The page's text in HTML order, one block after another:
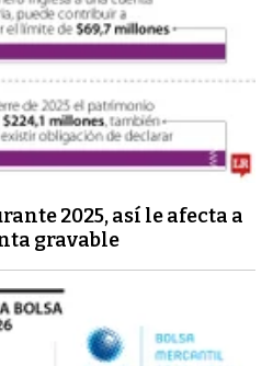
2025, así le afecta a
gravable